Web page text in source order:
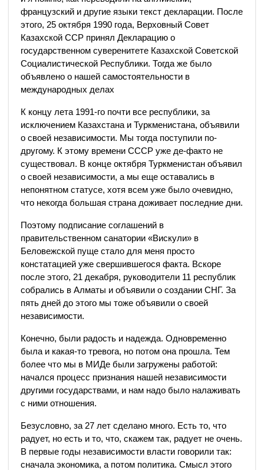
французский и другие языки текст декларации. После
этого, 25 октября 1990 года, Верховный Совет
Казахской ССР принял Декларацию о
государственном суверенитете Казахской Советской
Социалистической Республики. Тогда же было
объявлено о нашей самостоятельности в
международных делах
К концу лета 1991-го почти все республики, за
исключением Казахстана и Туркменистана, объявили
о своей независимости. Мы тогда поступили по-
другому. К этому времени СССР уже де-факто не
существовал. В конце октября Туркменистан объявил
о своей независимости, а мы еще оставались в
непонятном статусе, хотя всем уже было очевидно,
что некогда большая страна доживает последние дни.
Поэтому подписание соглашений в
правительственном санатории «Вискули» в
Беловежской пуще стало для меня просто
констатацией уже свершившегося факта. Вскоре
после этого, 21 декабря, руководители 11 республик
собрались в Алматы и объявили о создании СНГ. За
пять дней до этого мы тоже объявили о своей
независимости.
Конечно, были радость и надежда. Одновременно
была и какая-то тревога, но потом она прошла. Тем
более что мы в МИДе были загружены работой:
начался процесс признания нашей независимости
другими государствами, и нам надо было налаживать
с ними отношения.
Безусловно, за 27 лет сделано много. Есть то, что
радует, но есть и то, что, скажем так, радует не очень.
В первые годы независимости власти говорили так:
сначала экономика, а потом политика. Смысл этого